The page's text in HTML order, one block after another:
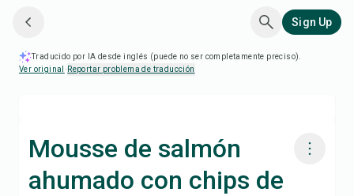
Sign Up
Traducido por IA desde inglés (puede no ser completamente preciso).
Ver original · Reportar problema de traducción
Mousse de salmón
ahumado con chips de
Cocinar con Chefadora AI